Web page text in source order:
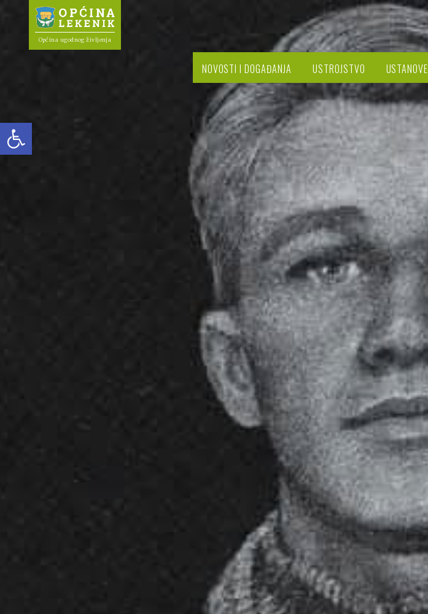
Open toolbar
Općina ugodnog življenja
NOVOSTI I DOGAĐANJA USTROJSTVO USTANOVE